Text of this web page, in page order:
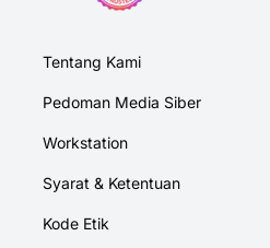
Tentang Kami
Pedoman Media Siber
Workstation
Syarat & Ketentuan
Kode Etik